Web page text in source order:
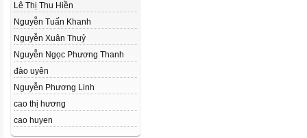
Lê Thị Thu Hiền
Nguyễn Tuấn Khanh
Nguyễn Xuân Thuỷ
Nguyễn Ngọc Phương Thanh
đào uyên
Nguyễn Phương Linh
cao thị hương
cao huyen